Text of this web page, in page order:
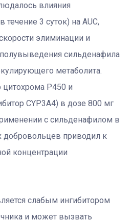
влияния
3 суток) на AUC,
элиминации и
сильденафила
метаболита.
цитохрома Р450 и
CYP3A4) в дозе 800 мг
с сильденафилом в
добровольцев приводил к
концентрации
слабым ингибитором
и может вызвать